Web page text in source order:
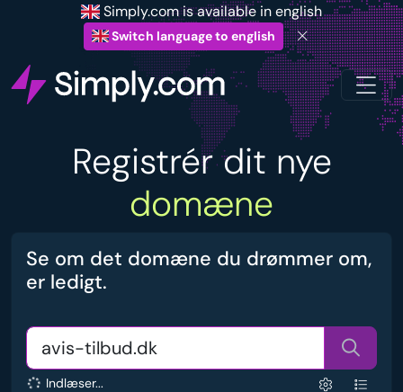
Simply.com is available in english
Switch language to english
Registrér dit nye
domæne
Se om det domæne du drømmer om,
er ledigt.
Indlæser...